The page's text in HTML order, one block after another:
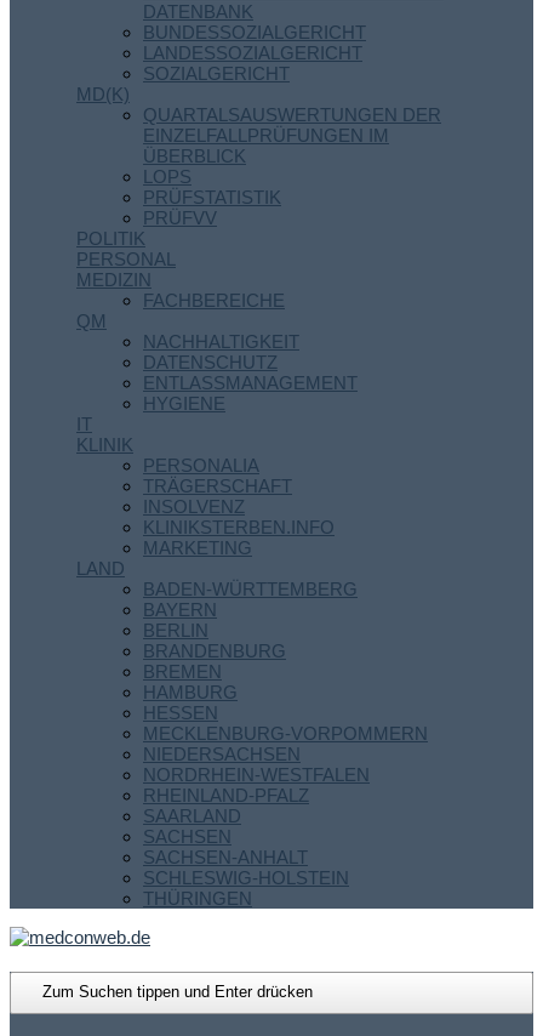
DATENBANK
BUNDESSOZIALGERICHT
LANDESSOZIALGERICHT
SOZIALGERICHT
MD(K)
QUARTALSAUSWERTUNGEN DER
EINZELFALLPRÜFUNGEN IM
ÜBERBLICK
LOPS
PRÜFSTATISTIK
PRÜFVV
POLITIK
PERSONAL
MEDIZIN
FACHBEREICHE
QM
NACHHALTIGKEIT
DATENSCHUTZ
ENTLASSMANAGEMENT
HYGIENE
IT
KLINIK
PERSONALIA
TRÄGERSCHAFT
INSOLVENZ
KLINIKSTERBEN.INFO
MARKETING
LAND
BADEN-WÜRTTEMBERG
BAYERN
BERLIN
BRANDENBURG
BREMEN
HAMBURG
HESSEN
MECKLENBURG-VORPOMMERN
NIEDERSACHSEN
NORDRHEIN-WESTFALEN
RHEINLAND-PFALZ
SAARLAND
SACHSEN
SACHSEN-ANHALT
SCHLESWIG-HOLSTEIN
THÜRINGEN